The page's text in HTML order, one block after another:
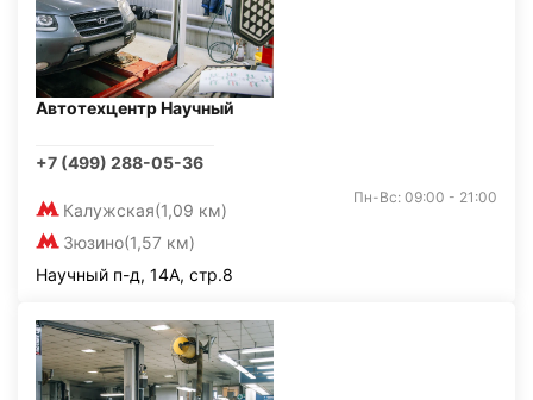
Автотехцентр Научный
+7 (499) 288-05-36
Калужская(1,09 км)
Зюзино(1,57 км)
Пн-Вс: 09:00 - 21:00
Научный п-д, 14А, стр.8